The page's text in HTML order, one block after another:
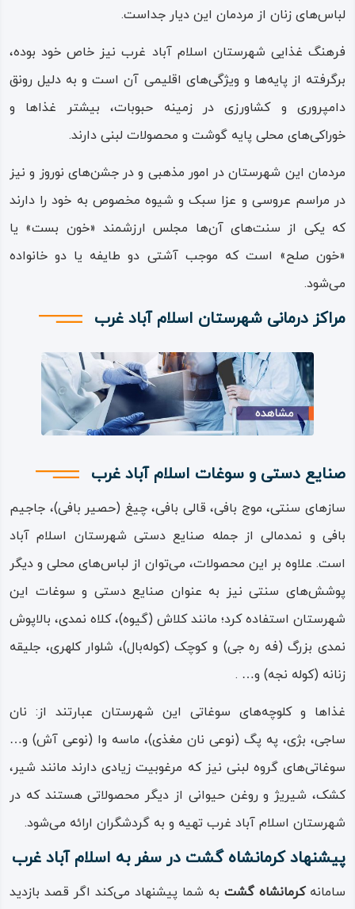
تفریحی؛ پلنگرد، سرخک، مه له‌ سه‌ر و چهار جنگله است.
روستای «کنه‌ هر» (تپه‌ خاکی) که از روستاهای بکر شهرستان
است و مرکز پرورش ماهی شهرستان به نام «ناوتنگه‌ منصوری»
که در بخش حمیل قرار دارد.
روستای « سراب هرسم » که طبیعت و پاکیزگی آن بی نظیر
است.
فرهنگ، سنت و زبان مردم اسلام‌ آباد غرب
فرهنگ شهرستان اسلام‌ آباد غرب، مانند دیگر شهرستان‌های
استان کرمانشاه برآمده از فرهنگ و سنت‌های قوم کرد است؛
فرهنگی از زبان، مذهب و دیگر جلوه‌های فرهنگ عامیانه؛
مردمان این شهرستان دارای زبان کردی در شاخه جنوبی آن و با
گویش کلهری هستند؛ هرچند تعداد کمی از مردم به دلیل
همجواری با دیگر مناطق، زبان کردی را با گویش‌های گورانی و
لکی صحبت می‌کنند.
بیشتر مردم اسلام‌ آباد شیعه هستند، همچنین گروهی نیز
مذهب تسنن و یارسانی دارند. ادبیات شفاهی و فرهنگ آوازهای
این شهرستان مانند دیگر مناطق کردنشین دارای آوازها،
ترانه‌ها، لالایی‌ها و ضرب‌ المثل‌های خاص خود بوده که سینه‌ به‌
سینه تا نسل‌های امروز پاسداری شده است.
اقلیم شهر اسلام‌ آباد غرب
این شهر طبیعت نیمه‌ کوهستانی و نیمه‌ هموار، با آب‌ و هوایی
معتدل و متمایل به ییلاقی و خنک دارد. دشت‌های وسیع، مراتع
و مزارع کشاورزی مرغوب و پرحاصلی دارد که در فصل‌های بهار و
تابستان برای گردشگری مناسب است.
افزون بر جاذبه‌های کوهستانی، باغات و دامنه‌هایی که جنگل‌
پوش درختان بلوط هستند، زیبایی‌های طبیعی و متنوعی را در
حافظه بازدیدکنندگان به یادگار می‌گذارد، برخی از این جاذبه‌ها
لباس‌های زنان از مردمان این دیار جداست.
فرهنگ غذایی شهرستان اسلام‌ آباد غرب نیز خاص خود بوده،
برگرفته از پایه‌ها و ویژگی‌های اقلیمی آن است و به دلیل رونق
دامپروری و کشاورزی در زمینه حبوبات، بیشتر غذاها و
خوراکی‌های محلی پایه گوشت و محصولات لبنی دارند.
مردمان این شهرستان در امور مذهبی و در جشن‌های نوروز و نیز
در مراسم‌ عروسی و عزا سبک و شیوه مخصوص به خود را دارند
که یکی از سنت‌های آن‌ها مجلس ارزشمند «خون‌ بست» یا
«خون‌ صلح» است که موجب آشتی دو طایفه یا دو خانواده
می‌شود.
مراکز درمانی شهرستان اسلام آباد غرب
صنایع دستی و سوغات اسلام‌ آباد غرب
سازهای سنتی، موج‌ بافی، قالی‌ بافی، چیغ (حصیر بافی)، جاجیم‌
بافی و نمدمالی از جمله صنایع دستی شهرستان اسلام‌ آباد
است. علاوه بر این محصولات، می‌توان از لباس‌های محلی و دیگر
پوشش‌های سنتی نیز به عنوان صنایع دستی و سوغات این
شهرستان استفاده کرد؛ مانند کلاش (گیوه)، کلاه نمدی، بالاپوش
نمدی بزرگ (فه‌ ره‌ جی) و کوچک (کوله‌بال)، شلوار کلهری، جلیقه
زنانه (کوله‌ نجه) و… .
غذاها و کلوچه‌های سوغاتی این شهرستان عبارتند از: نان
ساجی، بژی، په‌ پگ (نوعی نان مغذی)، ماسه‌ وا (نوعی آش) و…
سوغاتی‌های گروه لبنی نیز که مرغوبیت زیادی دارند مانند شیر،
کشک، شیریژ و روغن حیوانی از دیگر محصولاتی هستند که در
شهرستان اسلام‌ آباد غرب تهیه و به گردشگران ارائه می‌شود.
پیشنهاد کرمانشاه گشت در سفر به اسلام‌ آباد غرب
سامانهکرمانشاه‌ گشت به شما پيشنهاد می‌كند اگر قصد بازديد